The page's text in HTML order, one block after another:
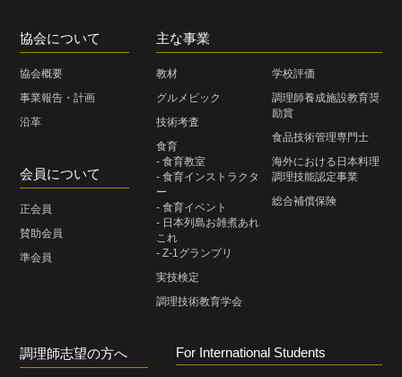
協会について
協会概要
事業報告・計画
沿革
会員について
正会員
賛助会員
準会員
主な事業
教材
グルメピック
技術考査
食育
- 食育教室
- 食育インストラクタ
ー
- 食育イベント
- 日本列島お雑煮あれ
これ
- Z-1グランプリ
実技検定
調理技術教育学会
学校評価
調理師養成施設教育奨
励賞
食品技術管理専門士
海外における日本料理
調理技能認定事業
総合補償保険
調理師志望の方へ For International Students